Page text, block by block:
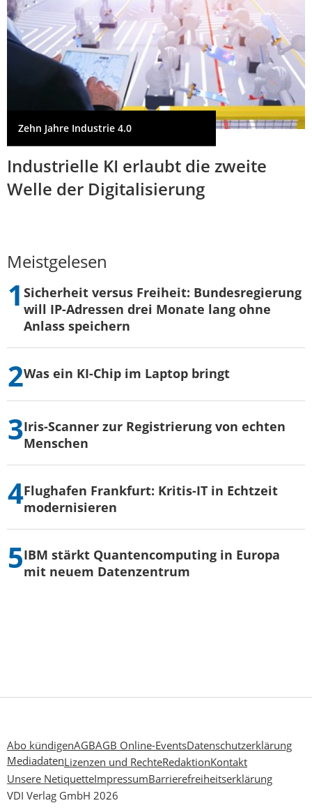
Zehn Jahre Industrie 4.0
Industrielle KI erlaubt die zweite
Welle der Digitalisierung
Meistgelesen
Sicherheit versus Freiheit: Bundesregierung
will IP-Adressen drei Monate lang ohne
Anlass speichern
Was ein KI-Chip im Laptop bringt
Iris-Scanner zur Registrierung von echten
Menschen
Flughafen Frankfurt: Kritis-IT in Echtzeit
modernisieren
IBM stärkt Quantencomputing in Europa
mit neuem Datenzentrum
Abo kündigenAGBAGB Online-EventsDatenschutzerklärung
MediadatenLizenzen und RechteRedaktionKontakt
Unsere NetiquetteImpressumBarrierefreiheitserklärung
VDI Verlag GmbH 2026